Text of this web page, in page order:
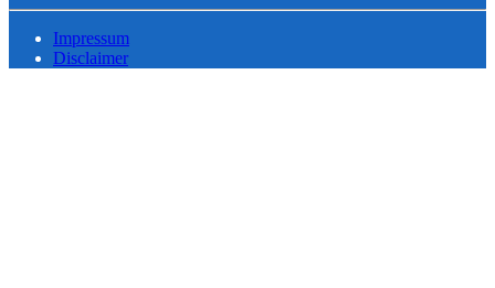
Impressum
Disclaimer